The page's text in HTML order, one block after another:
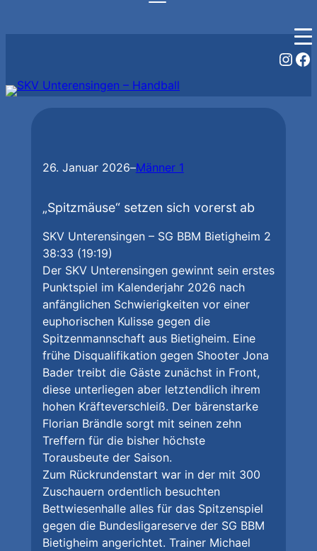
springen
26. Januar 2026–Männer 1
„Spitzmäuse“ setzen sich vorerst ab
SKV Unterensingen – SG BBM Bietigheim 2
38:33 (19:19)
Der SKV Unterensingen gewinnt sein erstes
Punktspiel im Kalenderjahr 2026 nach
anfänglichen Schwierigkeiten vor einer
euphorischen Kulisse gegen die
Spitzenmannschaft aus Bietigheim. Eine
frühe Disqualifikation gegen Shooter Jona
Bader treibt die Gäste zunächst in Front,
diese unterliegen aber letztendlich ihrem
hohen Kräfteverschleiß. Der bärenstarke
Florian Brändle sorgt mit seinen zehn
Treffern für die bisher höchste
Torausbeute der Saison.
Zum Rückrundenstart war in der mit 300
Zuschauern ordentlich besuchten
Bettwiesenhalle alles für das Spitzenspiel
gegen die Bundesligareserve der SG BBM
Bietigheim angerichtet. Trainer Michael